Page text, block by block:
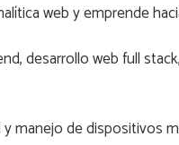
web y emprende
desarrollo web full
manejo de dispositivos